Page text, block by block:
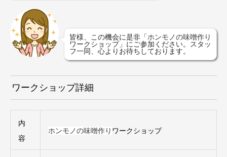
皆様、この機会に是非「ホンモノの味噌作り
ワークショップ」にご参加ください。スタッ
フ一同、心よりお待ちしております。
ワークショップ詳細
内
容
ホンモノの味噌作り ワークショップ